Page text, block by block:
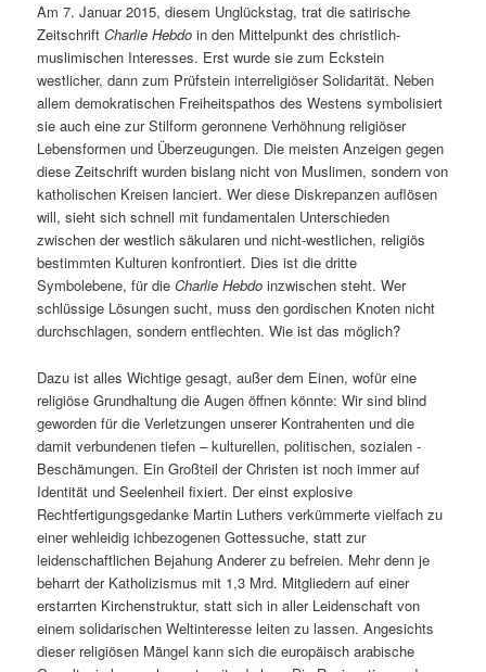
Am 7. Januar 2015, diesem Unglückstag, trat die satirische
ZeitschriftCharlie Hebdo in den Mittelpunkt des christlich-
muslimischen Interesses. Erst wurde sie zum Eckstein
westlicher, dann zum Prüfstein interreligiöser Solidarität. Neben
allem demokratischen Freiheitspathos des Westens symbolisiert
sie auch eine zur Stilform geronnene Verhöhnung religiöser
Lebensformen und Überzeugungen. Die meisten Anzeigen gegen
diese Zeitschrift wurden bislang nicht von Muslimen, sondern von
katholischen Kreisen lanciert. Wer diese Diskrepanzen auflösen
will, sieht sich schnell mit fundamentalen Unterschieden
zwischen der westlich säkularen und nicht-westlichen, religiös
bestimmten Kulturen konfrontiert. Dies ist die dritte
Symbolebene, für dieCharlie Hebdo inzwischen steht. Wer
schlüssige Lösungen sucht, muss den gordischen Knoten nicht
durchschlagen, sondern entflechten. Wie ist das möglich?
Dazu ist alles Wichtige gesagt, außer dem Einen, wofür eine
religiöse Grundhaltung die Augen öffnen könnte: Wir sind blind
geworden für die Verletzungen unserer Kontrahenten und die
damit verbundenen tiefen – kulturellen, politischen, sozialen ‑
Beschämungen. Ein Großteil der Christen ist noch immer auf
Identität und Seelenheil fixiert. Der einst explosive
Rechtfertigungsgedanke Martin Luthers verkümmerte vielfach zu
einer wehleidig ichbezogenen Gottessuche, statt zur
leidenschaftlichen Bejahung Anderer zu befreien. Mehr denn je
beharrt der Katholizismus mit 1,3 Mrd. Mitgliedern auf einer
erstarrten Kirchenstruktur, statt sich in aller Leidenschaft von
einem solidarischen Weltinteresse leiten zu lassen. Angesichts
dieser religiösen Mängel kann sich die europäisch arabische